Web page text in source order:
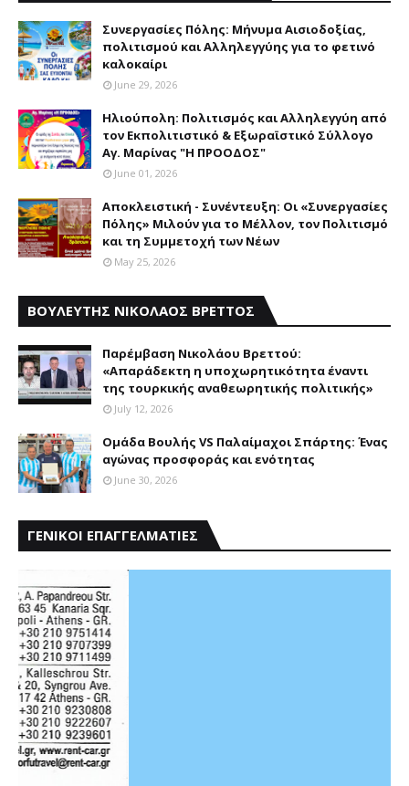
Συνεργασίες Πόλης: Mήνυμα Aισιοδοξίας,
πολιτισμού και Aλληλεγγύης για το φετινό
καλοκαίρι
June 29, 2026
Ηλιούπολη: Πολιτισμός και Aλληλεγγύη από
τον Εκπολιτιστικό & Εξωραϊστικό Σύλλογο
Αγ. Μαρίνας "Η ΠΡΟΟΔΟΣ"
June 01, 2026
Αποκλειστική - Συνέντευξη: Οι «Συνεργασίες
Πόλης» Μιλούν για το Μέλλον, τον Πολιτισμό
και τη Συμμετοχή των Νέων
May 25, 2026
ΒΟΥΛΕΥΤΗΣ ΝΙΚΟΛΑΟΣ ΒΡΕΤΤΟΣ
Παρέμβαση Nικολάου Bρεττού:
«Aπαράδεκτη η υποχωρητικότητα έναντι
της τουρκικής αναθεωρητικής πολιτικής»
July 12, 2026
Ομάδα Βουλής VS Παλαίμαχοι Σπάρτης: Ένας
αγώνας προσφοράς και ενότητας
June 30, 2026
ΓΕΝΙΚΟΙ ΕΠΑΓΓΕΛΜΑΤΙΕΣ